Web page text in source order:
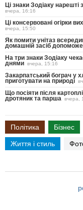
Ці знаки Зодіаку нарешті
вчера, 16:16
Ці консервовані огірки
вчера, 15:50
Як помити унітаз
домашній засіб
На три знаки Зодіаку
днями вчера, 15:16
Закарпатський бограч у
приготувати на природі
Що посіяти після
дротяник та парша вчера,
Політика Бізнес
Життя і стиль